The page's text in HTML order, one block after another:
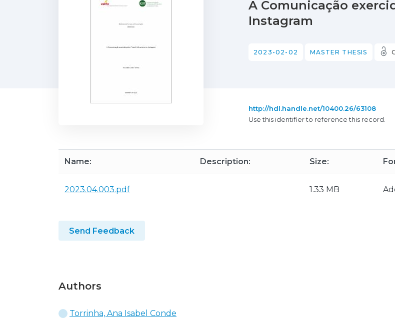
A Comunicação
Instagram
2023-02-02 MASTER THESIS
http://hdl.handle.net/10400.26/63108
Use this identifier to reference this record.
Name: Description: Size:
2023.04.003.pdf 1.33 MB
Send Feedback
Authors
Torrinha, Ana Isabel Conde